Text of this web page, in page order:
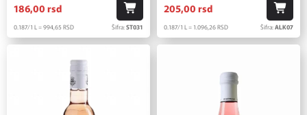
186,00 rsd
0.187/1 L = 994,65 RSD Šifra:ST031
205,00 rsd
0.187/1 L = 1.096,26RSD Šifra:ALK07